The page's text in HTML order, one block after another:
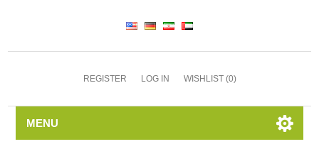
REGISTER LOG IN WISHLIST (0)
MENU